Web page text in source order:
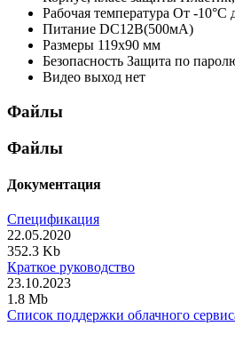
Рабочая температура От -10°С
Питание DC12В(500мА)
Размеры 119х90 мм
Безопасность Защита по
Видео выход нет
Файлы
Файлы
Документация
Спецификация
22.05.2020
352.3 Kb
Краткое руководство
23.10.2023
1.8 Mb
Список поддержки облачного